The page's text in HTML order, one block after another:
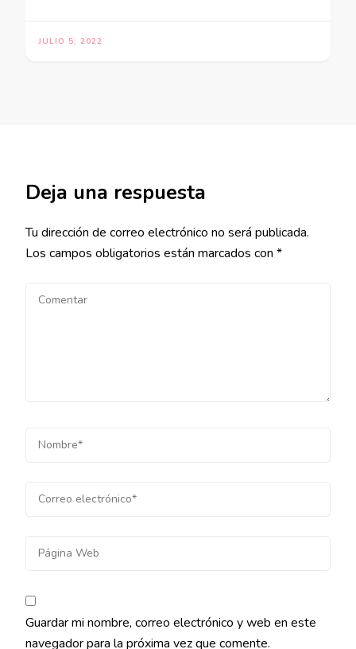
JULIO 5, 2022
Deja una respuesta
Tu dirección de correo electrónico no será publicada.
Los campos obligatorios están marcados con *
Guardar mi nombre, correo electrónico y web en este
navegador para la próxima vez que comente.